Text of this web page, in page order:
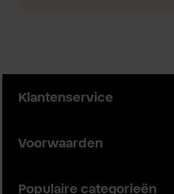
Klantenservice
Voorwaarden
Populaire categorieën